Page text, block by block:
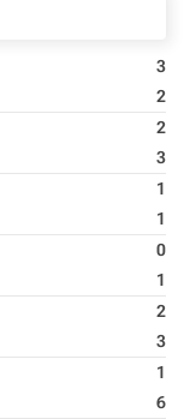
3
2
2
3
1
1
0
1
2
3
1
6